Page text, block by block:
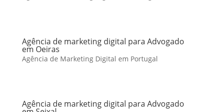
Agência de marketing digital para Advogado
em Oeiras
Agência de Marketing Digital em Portugal
Agência de marketing digital para Advogado